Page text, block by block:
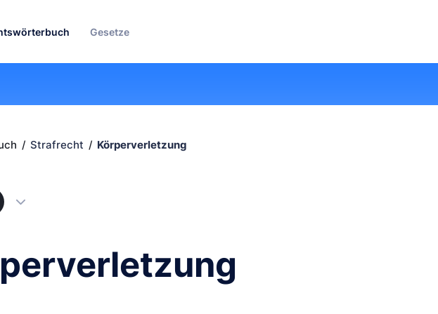
Gesetze
Strafrecht Körperverletzung